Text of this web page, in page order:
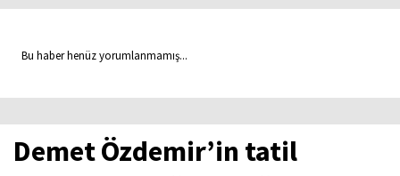
Bu haber henüz yorumlanmamış...
Demet Özdemir’in tatil